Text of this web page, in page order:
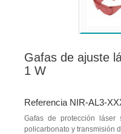
Gafas de ajuste
1 W
Referencia NIR-AL3-
Gafas de protección
policarbonato y transmisión